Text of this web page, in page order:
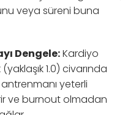
veya süreni buna
Dengele:Kardiyo
1.0) civarında
yeterli
ve burnout olmadan